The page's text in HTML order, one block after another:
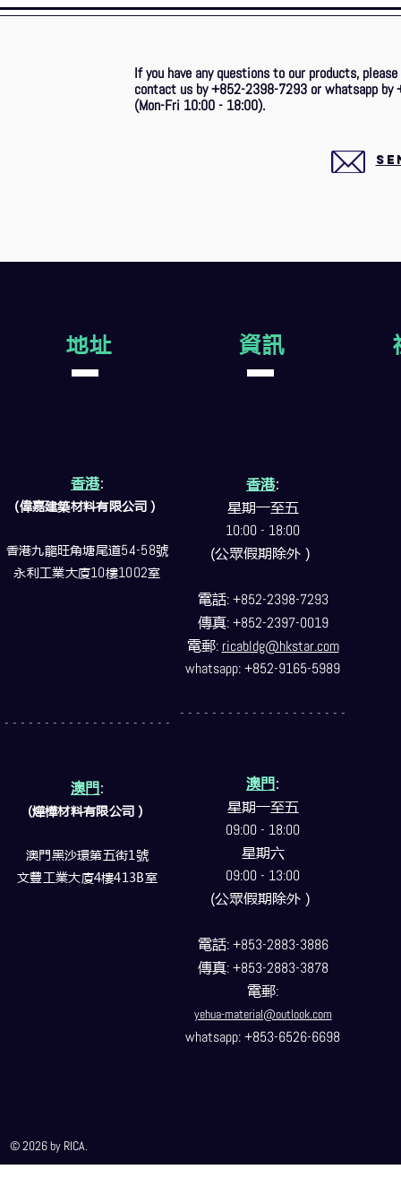
If you have any questions to our products,
contact us by +852-2398-7293 or whatsapp by
(Mon-Fri 10:00 - 18:00).
地址
香港:
(偉嘉建築材料有限公司）
香港九龍旺角塘尾道54-58號
永利工業大廈10樓1002室
- - - - - - - - - - - - - - - - - - - - -
澳門:
(燁樺材料有限公司）
澳門黑沙環第五街1號
文豐工業大廈4樓413B室
資訊
香港:
星期一至五
10:00 - 18:00
(公眾假期除外）
電話: +852-2398-7293
傳真: +852-2397-0019
電郵: ricabldg@hkstar.com
whatsapp: +852-9165-5989
- - - - - - - - - - - - - - - - - - - - -
澳門:
星期一至五
09:00 - 18:00
星期六
09:00 - 13:00
(公眾假期除外）
電話: +853-2883-3886
傳真: +853-2883-3878
電郵:
yehua-material@outlook.com
whatsapp: +853-6526-6698
© 2026 by RICA.